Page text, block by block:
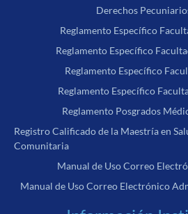
Derechos
Reglamento Específico
Reglamento Específico
Reglamento Específico
Reglamento Específico
Reglamento Posgrados
Registro Calificado de la Maestría en
Comunitaria
Manual de Uso Correo
Manual de Uso Correo Electrónico